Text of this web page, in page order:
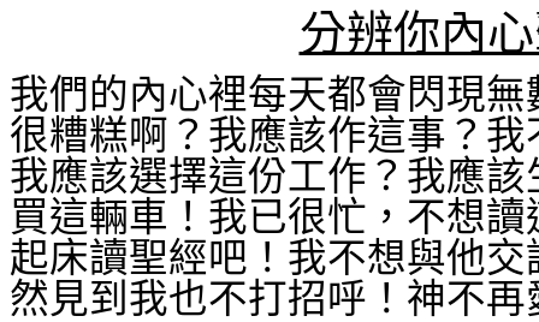
分辨你內
我們的內心裡每天都會閃現
很糟糕啊？我應該作這事？
我應該選擇這份工作？我應
買這輛車！我已很忙，不想
起床讀聖經吧！我不想與他
然見到我也不打招呼！神不